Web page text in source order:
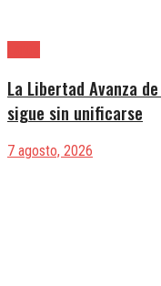
La Libertad Avanza
sigue sin unificarse
7 agosto, 2026